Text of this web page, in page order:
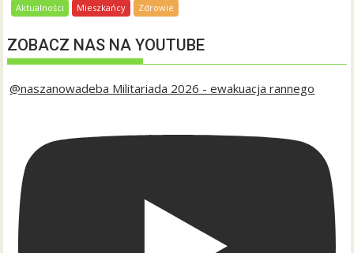
Aktualności Mieszkańcy Zdrowie
ZOBACZ NAS NA YOUTUBE
@naszanowadeba Militariada 2026 - ewakuacja rannego